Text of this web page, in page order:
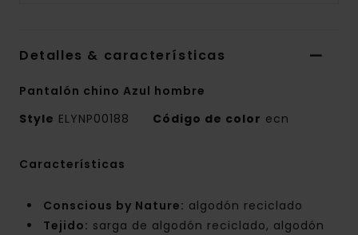
Detalles & características
Pantalón chino Azul hombre
Style ELYNP00188 Código de color ecn
Características
Conscious by Nature: algodón reciclado
Tejido: sarga de algodón reciclado, algodón